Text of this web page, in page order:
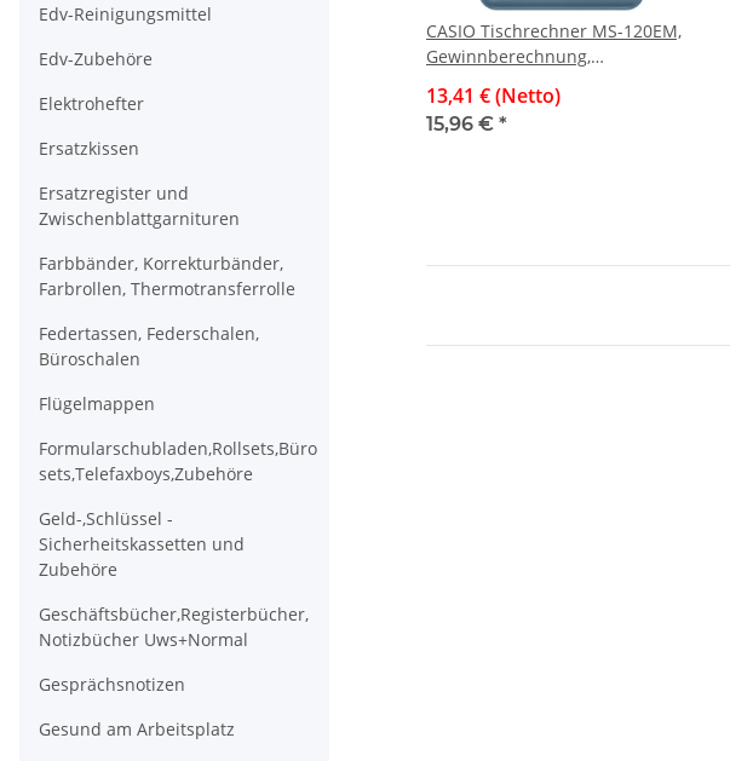
CASIO Tischrechner MS-120EM,
Gewinnberechnung,
stellig, edle Alumimium-Front
13,41 € (Netto)
15,96 € *
Edv-Reinigungsmittel
Edv-Zubehöre
Elektrohefter
Ersatzkissen
Ersatzregister und
Zwischenblattgarnituren
Farbbänder, Korrekturbänder,
Farbrollen, Thermotransferrolle
Federtassen, Federschalen,
Büroschalen
Flügelmappen
Formularschubladen,Rollsets,Büro
sets,Telefaxboys,Zubehöre
Geld-,Schlüssel -
Sicherheitskassetten und
Zubehöre
Geschäftsbücher,Registerbücher,
Notizbücher Uws+Normal
Gesprächsnotizen
Gesund am Arbeitsplatz